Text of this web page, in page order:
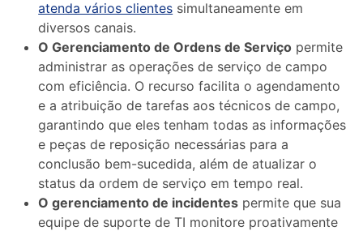
atenda vários clientes simultaneamente em
diversos canais.
O Gerenciamento de Ordens de Serviço permite
administrar as operações de serviço de campo
com eficiência. O recurso facilita o agendamento
e a atribuição de tarefas aos técnicos de campo,
garantindo que eles tenham todas as informações
e peças de reposição necessárias para a
conclusão bem-sucedida, além de atualizar o
status da ordem de serviço em tempo real.
O gerenciamento de incidentes permite que sua
equipe de suporte de TI monitore proativamente